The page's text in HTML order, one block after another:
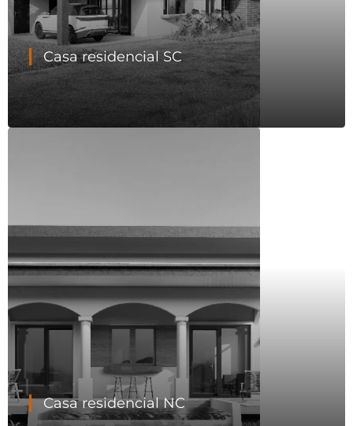
Casa residencial SC
Casa residencial NC